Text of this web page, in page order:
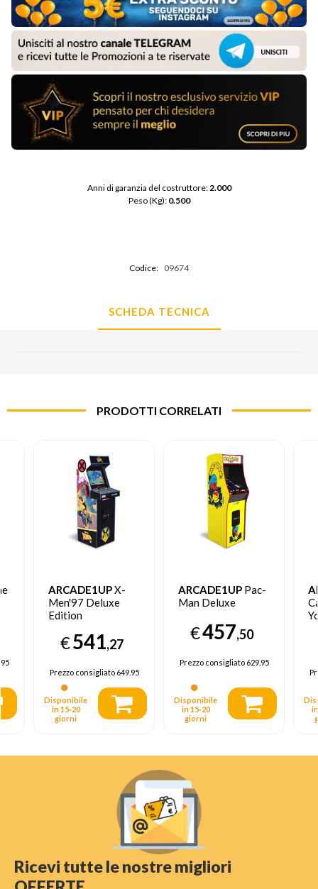
Anni di garanzia del costruttore: 2.000
Peso (Kg): 0.500
Codice: 09674
SCHEDA TECNICA
PRODOTTI CORRELATI
ARCADE1UPX-
Men'97 Deluxe
Edition
€541,27
Prezzo consigliato649.95
Disponibile
in 15‑20
giorni
ARCADE1UP Pac-
Man Deluxe
€457,50
Prezzo consigliato629.95
Disponibile
in 15‑20
giorni
Ricevi tutte le nostre migliori